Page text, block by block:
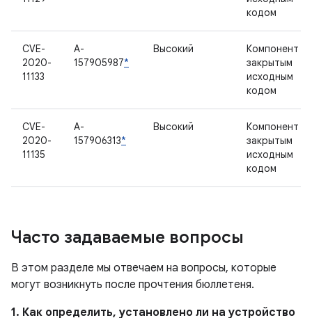
кодом
CVE-
2020-
11133
A-
157905987*
Высокий
Компонент с
закрытым
исходным
кодом
CVE-
2020-
11135
A-
157906313*
Высокий
Компонент с
закрытым
исходным
кодом
Часто задаваемые вопросы
В этом разделе мы отвечаем на вопросы, которые
могут возникнуть после прочтения бюллетеня.
1. Как определить, установлено ли на устройство